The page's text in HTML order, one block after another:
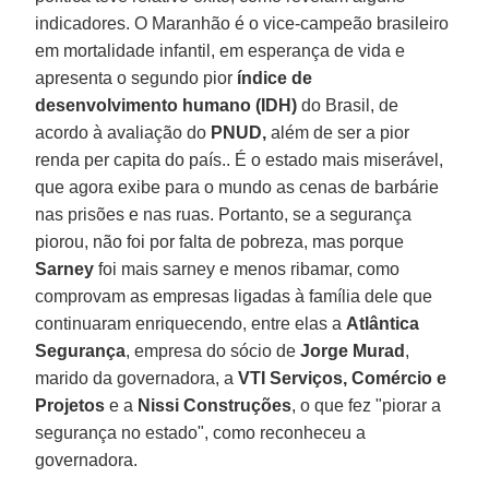
indicadores. O Maranhão é o vice-campeão brasileiro
em mortalidade infantil, em esperança de vida e
apresenta o segundo pior índice de
desenvolvimento humano (IDH) do Brasil, de
acordo à avaliação do PNUD, além de ser a pior
renda per capita do país.. É o estado mais miserável,
que agora exibe para o mundo as cenas de barbárie
nas prisões e nas ruas. Portanto, se a segurança
piorou, não foi por falta de pobreza, mas porque
Sarney foi mais sarney e menos ribamar, como
comprovam as empresas ligadas à família dele que
continuaram enriquecendo, entre elas a Atlântica
Segurança, empresa do sócio deJorge Murad ,
marido da governadora, aVTI Serviços, Comércio e
Projetos e a Nissi Construções, o que fez "piorar a
segurança no estado", como reconheceu a
governadora.